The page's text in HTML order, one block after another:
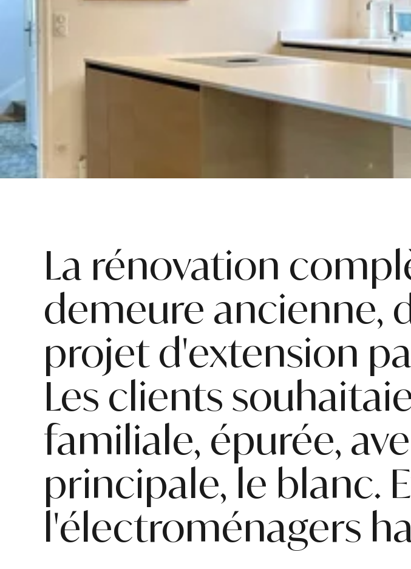
La rénovation
demeure ancienne,
projet d'extension
Les clients
familiale, épurée,
principale, le blanc.
l'électroménagers